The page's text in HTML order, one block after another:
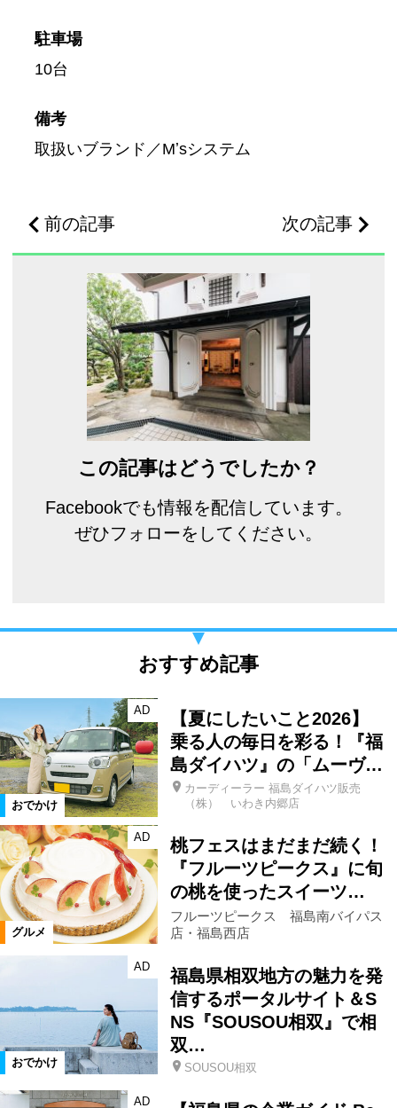
駐車場
10台
備考
取扱いブランド／Mʼsシステム
前の記事 次の記事
この記事はどうでしたか？
Facebookでも情報を配信しています。
ぜひフォローをしてください。
おすすめ記事
おでかけ
AD
【夏にしたいこと2026】
乗る人の毎日を彩る！『福
島ダイハツ』の「ムーヴ…
カーディーラー 福島ダイハツ販売
（株） いわき内郷店
グルメ
AD
桃フェスはまだまだ続く！
『フルーツピークス』に旬
の桃を使ったスイーツ…
フルーツピークス 福島南バイパス
店・福島西店
おでかけ
AD
福島県相双地方の魅力を発
信するポータルサイト＆S
NS『SOUSOU相双』で相
双…
SOUSOU相双
AD